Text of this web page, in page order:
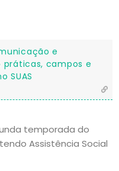
e
campos e
SUAS
temporada do
Assistência Social